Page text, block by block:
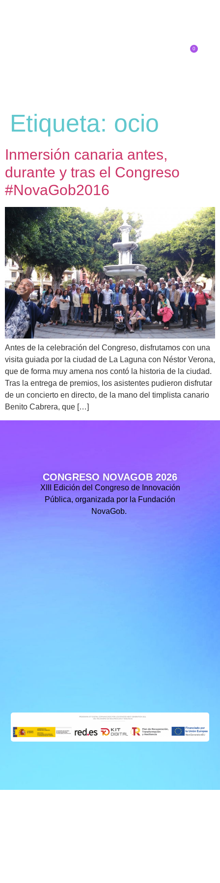
0
Etiqueta: ocio
Inmersión canaria antes,
durante y tras el Congreso
#NovaGob2016
Antes de la celebración del Congreso, disfrutamos con una
visita guiada por la ciudad de La Laguna con Néstor Verona,
que de forma muy amena nos contó la historia de la ciudad.
Tras la entrega de premios, los asistentes pudieron disfrutar
de un concierto en directo, de la mano del timplista canario
Benito Cabrera, que […]
CONGRESO NOVAGOB 2026
XIII Edición del Congreso de Innovación
Pública, organizada por la Fundación
NovaGob.